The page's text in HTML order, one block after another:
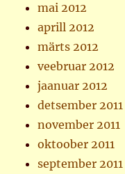
mai 2012
aprill 2012
märts 2012
veebruar 2012
jaanuar 2012
detsember 2011
november 2011
oktoober 2011
september 2011